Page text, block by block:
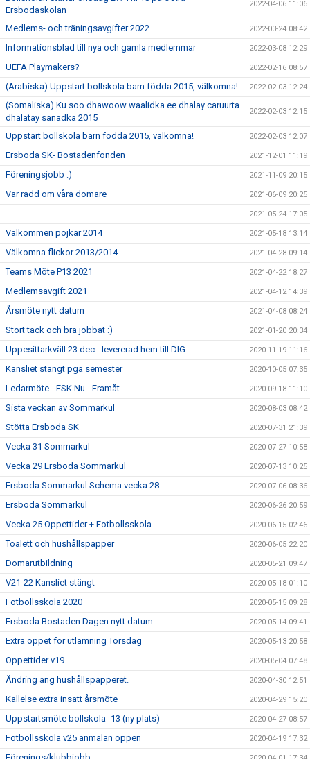
Ersbodaskolan
2022-04-06 11:06
Medlems- och träningsavgifter 2022 2022-03-24 08:42
Informationsblad till nya och gamla medlemmar 2022-03-08 12:29
UEFA Playmakers? 2022-02-16 08:57
(Arabiska) Uppstart bollskola barn födda 2015, välkomna! 2022-02-03 12:24
(Somaliska) Ku soo dhawoow waalidka ee dhalay caruurta
dhalatay sanadka 2015
2022-02-03 12:15
Uppstart bollskola barn födda 2015, välkomna! 2022-02-03 12:07
Ersboda SK- Bostadenfonden 2021-12-01 11:19
Föreningsjobb :) 2021-11-09 20:15
Var rädd om våra domare 2021-06-09 20:25
2021-05-24 17:05
Välkommen pojkar 2014 2021-05-18 13:14
Välkomna flickor 2013/2014 2021-04-28 09:14
Teams Möte P13 2021 2021-04-22 18:27
Medlemsavgift 2021 2021-04-12 14:39
Årsmöte nytt datum 2021-04-08 08:24
Stort tack och bra jobbat :) 2021-01-20 20:34
Uppesittarkväll 23 dec - levererad hem till DIG 2020-11-19 11:16
Kansliet stängt pga semester 2020-10-05 07:35
Ledarmöte - ESK Nu - Framåt 2020-09-18 11:10
Sista veckan av Sommarkul 2020-08-03 08:42
Stötta Ersboda SK 2020-07-31 21:39
Vecka 31 Sommarkul 2020-07-27 10:58
Vecka 29 Ersboda Sommarkul 2020-07-13 10:25
Ersboda Sommarkul Schema vecka 28 2020-07-06 08:36
Ersboda Sommarkul 2020-06-26 20:59
Vecka 25 Öppettider + Fotbollsskola 2020-06-15 02:46
Toalett och hushållspapper 2020-06-05 22:20
Domarutbildning 2020-05-21 09:47
V21-22 Kansliet stängt 2020-05-18 01:10
Fotbollsskola 2020 2020-05-15 09:28
Ersboda Bostaden Dagen nytt datum 2020-05-14 09:41
Extra öppet för utlämning Torsdag 2020-05-13 20:58
Öppettider v19 2020-05-04 07:48
Ändring ang hushållspapperet. 2020-04-30 12:51
Kallelse extra insatt årsmöte 2020-04-29 15:20
Uppstartsmöte bollskola -13 (ny plats) 2020-04-27 08:57
Fotbollsskola v25 anmälan öppen 2020-04-19 17:32